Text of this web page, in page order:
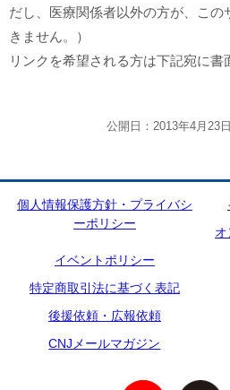
だし、医療関係者以外の方が、こ
きません。）
リンクを希望される方は下記宛に書
公開日：2013年4月23
個人情報保護方針・プライバシ
ーポリシー
イベントポリシー
特定商取引法に基づく表記
後援依頼・広報依頼
CNJメールマガジン